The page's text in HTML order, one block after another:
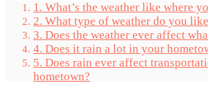
1. What’s the weather like where
2. What type of weather do you
3. Does the weather ever affect
4. Does it rain a lot in your
5. Does rain ever affect
hometown?